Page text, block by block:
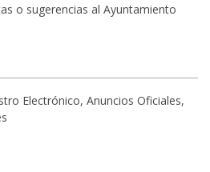
o sugerencias al Ayuntamiento
Electrónico, Anuncios Oficiales,